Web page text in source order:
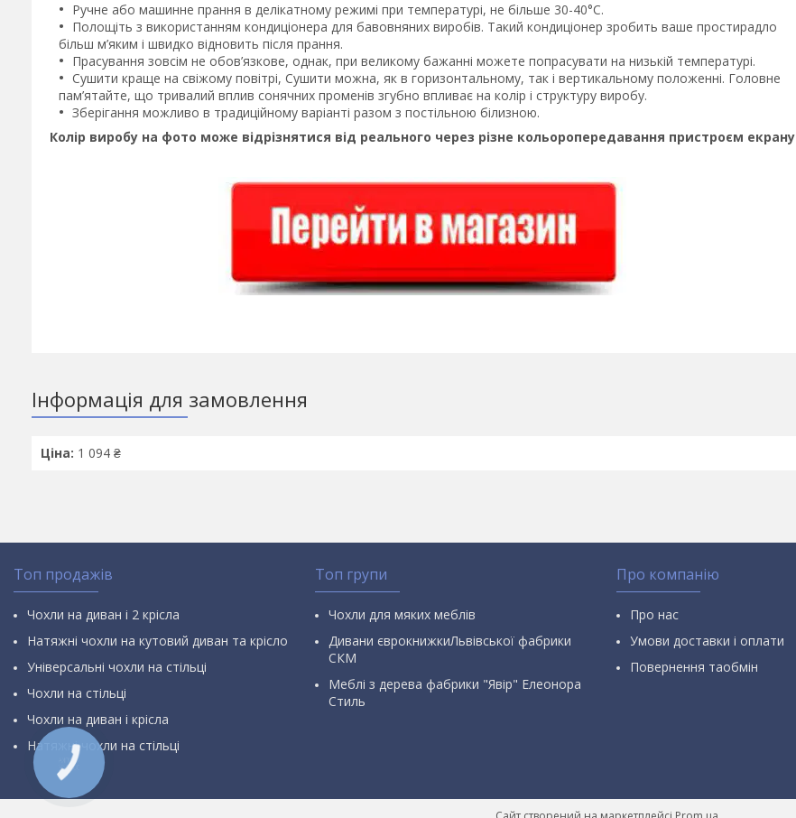
Ручне або машинне прання в делікатному режимі при температурі, не більше 30-40°С.
Полощіть з використанням кондиціонера для бавовняних виробів. Такий кондиціонер зробить ваше простирадло
більш м’яким і швидко відновить після прання.
Прасування зовсім не обов’язкове, однак, при великому бажанні можете попрасувати на низькій температурі.
Сушити краще на свіжому повітрі, Сушити можна, як в горизонтальному, так і вертикальному положенні. Головне
пам’ятайте, що тривалий вплив сонячних променів згубно впливає на колір і структуру виробу.
Зберігання можливо в традиційному варіанті разом з постільною білизною.
Колір виробу на фото може відрізнятися від реального через різне кольоропередавання пристроєм екрану
Інформація для замовлення
Ціна: 1 094 ₴
Топ продажів
Чохли на диван і 2 крісла
Натяжні чохли на кутовий диван та крісло
Універсальні чохли на стільці
Чохли на стільці
Чохли на диван і крісла
Натяжні чохли на стільці
Топ групи
Чохли для мяких меблів
Дивани єврокнижкиЛьвівської фабрики
СКМ
Меблі з дерева фабрики "Явір" Елеонора
Стиль
Про компанію
Про нас
Умови доставки і оплати
Повернення таобмін
КНОПКА
ЗВ'ЯЗКУ